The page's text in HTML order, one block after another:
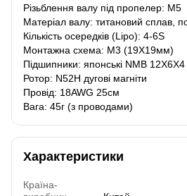
Різьблення валу під пропелер: M5
Матеріал валу: титановий сплав,
Кількість осередків (Lipo): 4-6S
Монтажна схема: M3 (19X19мм)
Підшипники: японські NMB 12X6X4
Ротор: N52H дугові магніти
Провід: 18AWG 25см
Вага: 45г (з проводами)
Характеристики
Країна-